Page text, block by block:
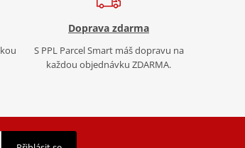
Doprava zdarma
S PPL Parcel Smart máš dopravu na
každou objednávku ZDARMA.